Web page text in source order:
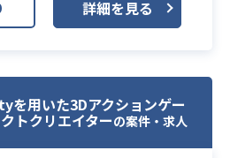
エフェクト制作
ト制作に携わることができ
詳細を見る
用いた3Dアクションゲー
トクリエイターの案件・求人